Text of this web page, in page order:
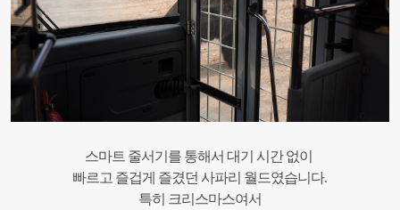
스마트 줄서기를 통해서 대기 시간 없이
빠르고 즐겁게 즐겼던 사파리 월드였습니다.
특히 크리스마스여서